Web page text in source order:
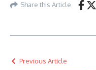
Share this Article
Previous Article